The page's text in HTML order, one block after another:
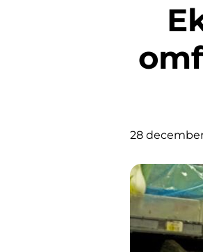
Ekologisk ansiktskräm: En
28